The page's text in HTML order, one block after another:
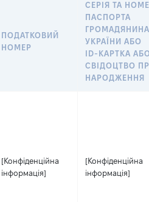
ПОДАТКОВИЙ
НОМЕР
СЕРІЯ ТА
ПАСПОРТА
ГРОМАДЯНИНА
УКРАЇНИ АБО
ID-КАРТКА АБО
СВІДОЦТВО
НАРОДЖЕННЯ
[Конфіденційна
інформація]
[Конфіденційна
інформація]